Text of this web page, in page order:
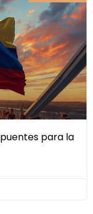
para la